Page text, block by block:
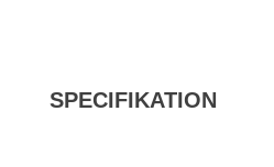
SPECIFIKATION